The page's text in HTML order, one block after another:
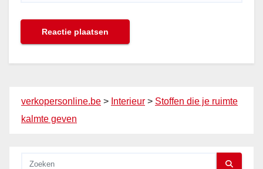
verkopersonline.be > Interieur > Stoffen die je ruimte
kalmte geven